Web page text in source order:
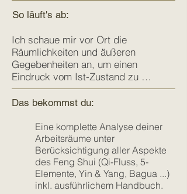
So läuft's ab:
Ich schaue mir vor Ort die
Räumlichkeiten und äußeren
Gegebenheiten an, um einen
Eindruck vom Ist-Zustand zu
bekommen. Wir sprechen über
eventuelle Probleme, Wünsche und
Um bei der Ausarbeitung nichts zu
vergessen, mache ich mir von den
Räumen Fotos, Notizen und Skizzen.
Anschließend überprüfe und
analysiere ich den Grundrissplan
Das bekommst du:
Eine komplette Analyse deiner
Arbeitsräume unter
Berücksichtigung aller Aspekte
des Feng Shui (Qi-Fluss, 5-
Elemente, Yin & Yang, Bagua ...)
inkl. ausführlichem Handbuch.